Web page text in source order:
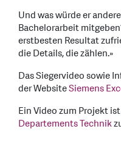
Und was würde er
Bachelorarbeit
erstbesten Resultat
die Details, die zählen.»
Das Siegervideo sowie
der WebsiteSiemens
Ein Video zum Projekt
Departements Technik